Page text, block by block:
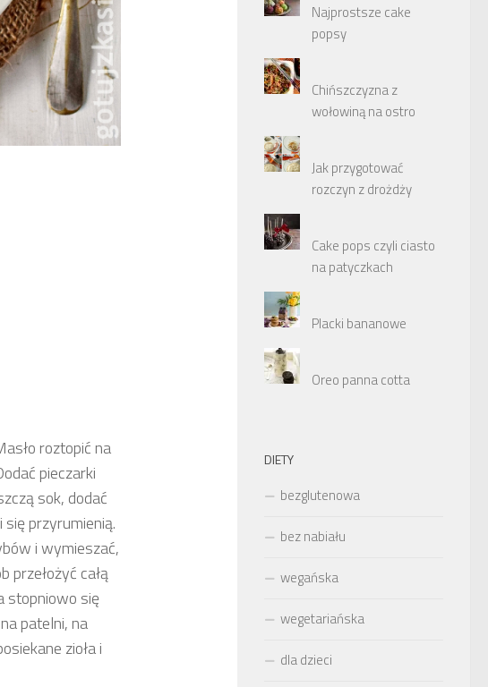
roztopić na
pieczarki
sok, dodać
przyrumienią.
i wymieszać,
przełożyć całą
stopniowo się
patelni, na
zioła i
Najprostsze cake
popsy
Chińszczyzna z
wołowiną na ostro
Jak przygotować
rozczyn z drożdży
Cake pops czyli ciasto
na patyczkach
Placki bananowe
Oreo panna cotta
DIETY
bezglutenowa
bez nabiału
wegańska
wegetariańska
dla dzieci